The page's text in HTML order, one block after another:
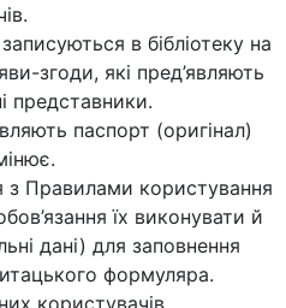
в бібліотеку на
згоди, які пред’являють
представники.
паспорт (оригінал)
з Правилами користування
їх виконувати й
дані) для заповнення
формуляра.
користувачів